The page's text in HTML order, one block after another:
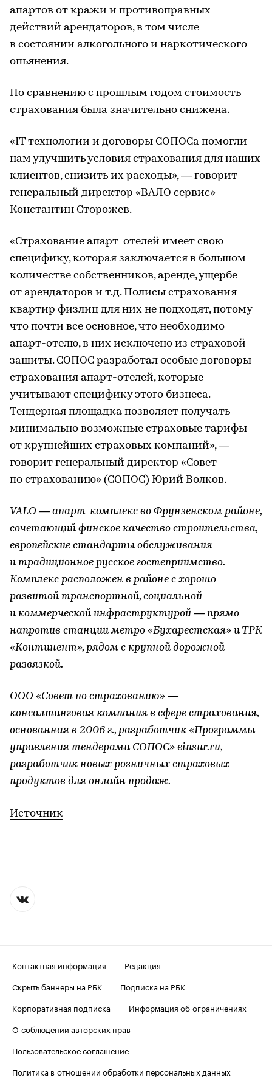
апартов от кражи и противоправных
действий арендаторов, в том числе
в состоянии алкогольного и наркотического
опьянения.
По сравнению с прошлым годом стоимость
страхования была значительно снижена.
«IT технологии и договоры СОПОСа помогли
нам улучшить условия страхования для наших
клиентов, снизить их расходы», — говорит
генеральный директор «ВАЛО сервис»
Константин Сторожев.
«Страхование апарт-отелей имеет свою
специфику, которая заключается в большом
количестве собственников, аренде, ущербе
от арендаторов и т.д. Полисы страхования
квартир физлиц для них не подходят, потому
что почти все основное, что необходимо
апарт-отелю, в них исключено из страховой
защиты. СОПОС разработал особые договоры
страхования апарт-отелей, которые
учитывают специфику этого бизнеса.
Тендерная площадка позволяет получать
минимально возможные страховые тарифы
от крупнейших страховых компаний», —
говорит генеральный директор «Совет
по страхованию» (СОПОС) Юрий Волков.
VALO — апарт-комплекс во Фрунзенском районе,
сочетающий финское качество строительства,
европейские стандарты обслуживания
и традиционное русское гостеприимство.
Комплекс расположен в районе с хорошо
развитой транспортной, социальной
и коммерческой инфраструктурой — прямо
напротив станции метро «Бухарестская» и ТРК
«Континент», рядом с крупной дорожной
развязкой.
ООО «Совет по страхованию» —
консалтинговая компания в сфере страхования,
основанная в 2006 г., разработчик «Программы
управления тендерами СОПОС» einsur.ru,
разработчик новых розничных страховых
продуктов для онлайн продаж.
Источник
Контактная информация
Редакция
Скрыть баннеры на РБК
Подписка на РБК
Корпоративная подписка
Информация об ограничениях
О соблюдении авторских прав
Пользовательское соглашение
Политика в отношении обработки персональных данных